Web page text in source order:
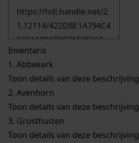
Inventaris
1. Abbekerk
Toon details van deze beschrijving
2. Avenhorn
Toon details van deze beschrijving
3. Grosthuizen
Toon details van deze beschrijving